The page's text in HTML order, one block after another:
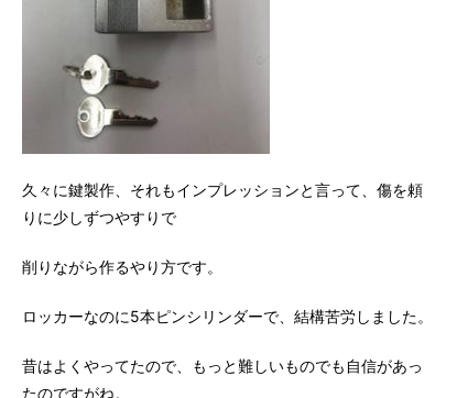
久々に鍵製作、それもインプレッションと言って、傷を頼
りに少しずつやすりで
削りながら作るやり方です。
ロッカーなのに5本ピンシリンダーで、結構苦労しました。
昔はよくやってたので、もっと難しいものでも自信があっ
たのですがね。